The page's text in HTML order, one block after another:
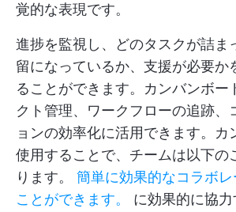
覚的な表現です。
進捗を監視し、どのタスクが詰ま
留になっているか、支援が必要か
ることができます。カンバンボー
クト管理、ワークフローの追跡、
ョンの効率化に活用できます。カ
使用することで、チームは以下の
ります。 簡単に効果的なコラボレ
ことができます。
に効果的に協